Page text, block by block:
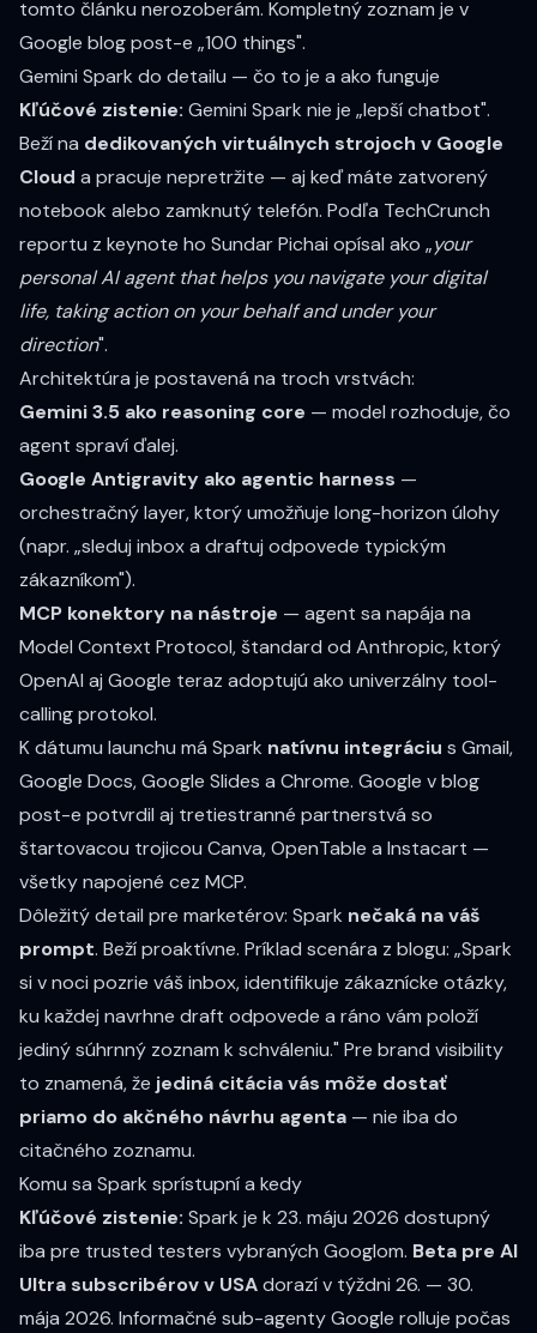
tomto článku nerozoberám. Kompletný zoznam je v
Google blog post-e „100 things".
Gemini Spark do detailu — čo to je a ako funguje
Kľúčové zistenie: Gemini Spark nie je „lepší chatbot".
Beží na dedikovaných virtuálnych strojoch v Google
Cloud a pracuje nepretržite — aj keď máte zatvorený
notebook alebo zamknutý telefón. Podľa TechCrunch
reportu z keynote ho Sundar Pichai opísal ako „your
personal AI agent that helps you navigate your digital
life, taking action on your behalf and under your
direction".
Architektúra je postavená na troch vrstvách:
Gemini 3.5 ako reasoning core — model rozhoduje, čo
agent spraví ďalej.
Google Antigravity ako agentic harness —
orchestračný layer, ktorý umožňuje long-horizon úlohy
(napr. „sleduj inbox a draftuj odpovede typickým
zákazníkom").
MCP konektory na nástroje — agent sa napája na
Model Context Protocol, štandard od Anthropic, ktorý
OpenAI aj Google teraz adoptujú ako univerzálny tool-
calling protokol.
K dátumu launchu má Spark natívnu integráciu s Gmail,
Google Docs, Google Slides a Chrome. Google v blog
post-e potvrdil aj tretiestranné partnerstvá so
štartovacou trojicou Canva, OpenTable a Instacart —
všetky napojené cez MCP.
Dôležitý detail pre marketérov: Spark nečaká na váš
prompt. Beží proaktívne. Príklad scenára z blogu: „Spark
si v noci pozrie váš inbox, identifikuje zákaznícke otázky,
ku každej navrhne draft odpovede a ráno vám položí
jediný súhrnný zoznam k schváleniu." Pre brand visibility
to znamená, že jediná citácia vás môže dostať
priamo do akčného návrhu agenta — nie iba do
citačného zoznamu.
Komu sa Spark sprístupní a kedy
Kľúčové zistenie: Spark je k 23. máju 2026 dostupný
iba pre trusted testers vybraných Googlom. Beta pre AI
Ultra subscribérov v USAdorazí v týždni 26. — 30.
mája 2026. Informačné sub-agenty Google rolluje počas